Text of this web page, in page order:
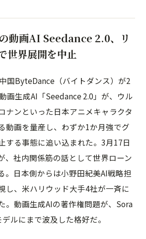
動画AI Seedance 2.0、リ
世界展開を中止
国ByteDance（バイトダンス）が2
画生成AI「Seedance 2.0」が、ウル
ナンといった日本アニメキャラクタ
動画を量産し、わずか1か月強でグ
する事態に追い込まれた。3月17日
、社内関係筋の話として世界ローン
。日本側からは小野田紀美AI戦略担
し、米ハリウッド大手4社が一斉に
。動画生成AIの著作権問題が、Sora
ルにまで波及した格好だ。